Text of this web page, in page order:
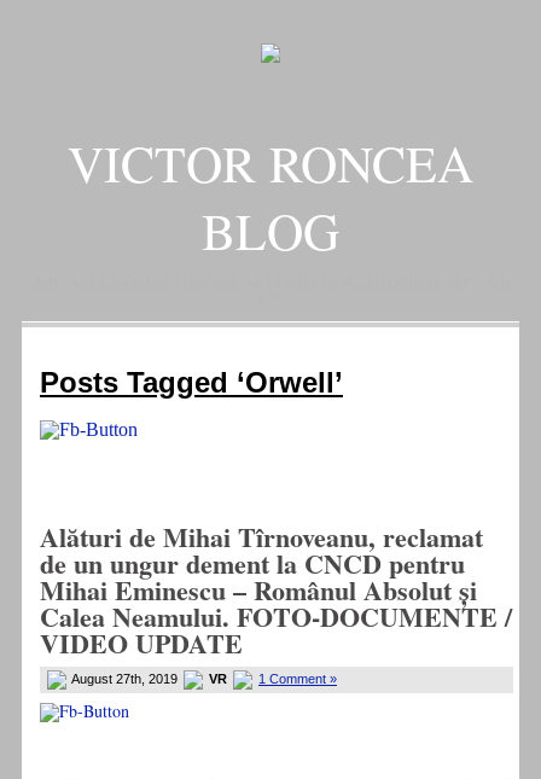
VICTOR RONCEA
BLOG
Posts Tagged ‘Orwell’
Alături de Mihai Tîrnoveanu, reclamat
de un ungur dement la CNCD pentru
Mihai Eminescu – Românul Absolut și
Calea Neamului. FOTO-DOCUMENTE /
VIDEO UPDATE
August 27th, 2019 VR 1 Comment »